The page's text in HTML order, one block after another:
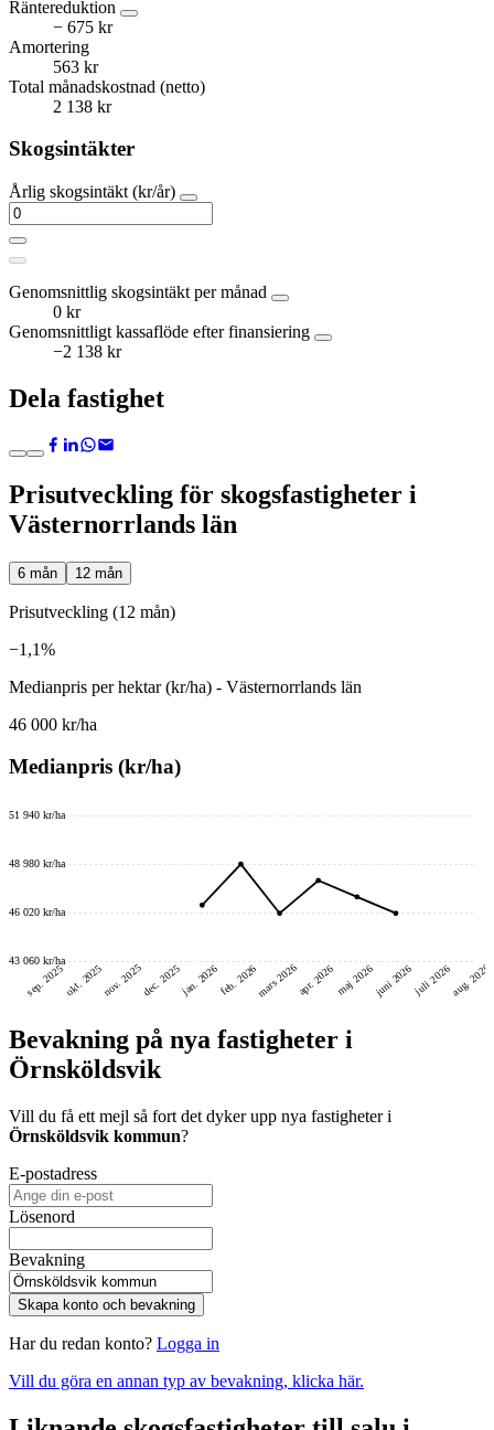
Räntereduktion
− 675 kr
Amortering
563 kr
Total månadskostnad (netto)
2 138 kr
Skogsintäkter
Årlig skogsintäkt (kr/år)
Genomsnittlig skogsintäkt per månad
0 kr
Genomsnittligt kassaflöde efter finansiering
−2 138 kr
Dela fastighet
Prisutveckling för skogsfastigheter i
Västernorrlands län
6 mån 12 mån
Prisutveckling (12 mån)
−1,1%
Medianpris per hektar (kr/ha) - Västernorrlands län
46 000 kr/ha
Medianpris (kr/ha)
43 060 kr/ha
46 020 kr/ha
48 980 kr/ha
51 940 kr/ha
sep. 2025okt. 2025nov. 2025dec. 2025jan. 2026feb. 2026mars 2026apr. 2026maj 2026juni 2026juli 2026aug. 2026
Bevakning på nya fastigheter i
Örnsköldsvik
Vill du få ett mejl så fort det dyker upp nya fastigheter i
Örnsköldsvik kommun?
E-postadress
Lösenord
Bevakning
Skapa konto och bevakning
Har du redan konto? Logga in
Vill du göra en annan typ av bevakning, klicka här.